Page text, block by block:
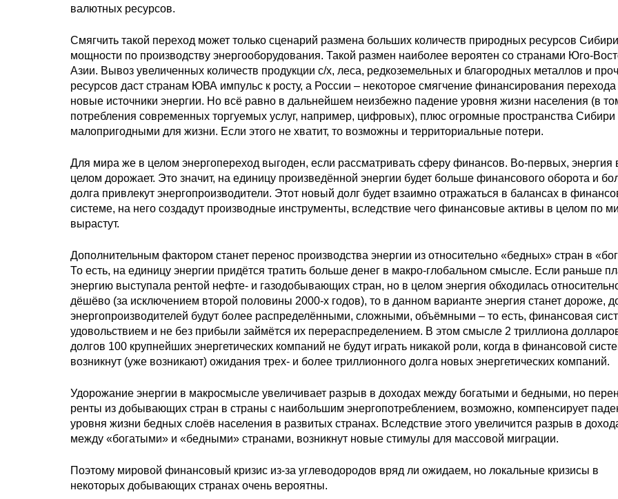
валютных ресурсов.
Смягчить такой переход может только сценарий размена больших количеств природных ресурсов
мощности по производству энергооборудования. Такой размен наиболее вероятен со странами Юго-
Азии. Вывоз увеличенных количеств продукции с/х, леса, редкоземельных и благородных металлов и
ресурсов даст странам ЮВА импульс к росту, а России – некоторое смягчение финансирования перехода
новые источники энергии. Но всё равно в дальнейшем неизбежно падение уровня жизни населения (в
потребления современных торгуемых услуг, например, цифровых), плюс огромные пространства Сибири
малопригодными для жизни. Если этого не хватит, то возможны и территориальные потери.
Для мира же в целом энергопереход выгоден, если рассматривать сферу финансов. Во-первых, энергия
целом дорожает. Это значит, на единицу произведённой энергии будет больше финансового оборота и
долга привлекут энергопроизводители. Этот новый долг будет взаимно отражаться в балансах в
системе, на него создадут производные инструменты, вследствие чего финансовые активы в целом по
вырастут.
Дополнительным фактором станет перенос производства энергии из относительно «бедных» стран в
То есть, на единицу энергии придётся тратить больше денег в макро-глобальном смысле. Если раньше
энергию выступала рентой нефте- и газодобывающих стран, но в целом энергия обходилась
дёшёво (за исключением второй половины 2000-х годов), то в данном варианте энергия станет дороже,
энергопроизводителей будут более распределёнными, сложными, объёмными – то есть, финансовая
удовольствием и не без прибыли займётся их перераспределением. В этом смысле 2 триллиона
долгов 100 крупнейших энергетических компаний не будут играть никакой роли, когда в финансовой
возникнут (уже возникают) ожидания трех- и более триллионного долга новых энергетических компаний.
Удорожание энергии в макросмысле увеличивает разрыв в доходах между богатыми и бедными, но
ренты из добывающих стран в страны с наибольшим энергопотреблением, возможно, компенсирует
уровня жизни бедных слоёв населения в развитых странах. Вследствие этого увеличится разрыв в
между «богатыми» и «бедными» странами, возникнут новые стимулы для массовой миграции.
Поэтому мировой финансовый кризис из-за углеводородов вряд ли ожидаем, но локальные кризисы в
некоторых добывающих странах очень вероятны.